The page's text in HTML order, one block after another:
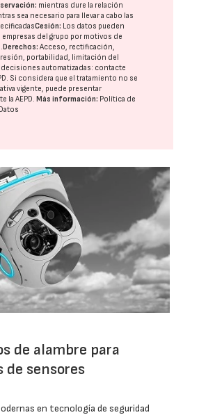
mientras dure la relación
sea necesario para llevar a cabo las
Cesión: Los datos pueden
empresas del grupo por motivos de
Derechos: Acceso, rectificación,
portabilidad, limitación del
automatizadas: contacte
. Si considera que el tratamiento no se
vigente, puede presentar
laAEPD .Más información: Política de
de alambre para
sensores
en tecnología de seguridad